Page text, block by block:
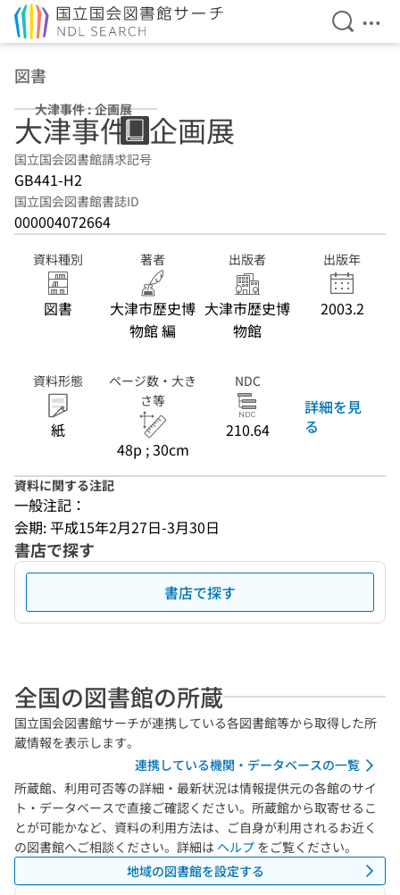
検索を
メ
図書
大津事件 : 企画展
大津事件 : 企画展
国立国会図書館請求記号
GB441-H2
国立国会図書館書誌ID
000004072664
資料種別
図書
著者
大津市歴史博
物館 編
出版者
大津市歴史博
物館
出版年
2003.2
資料形態
紙
ページ数・大き
さ等
48p ; 30cm
NDC
210.64
詳細を見
る
資料に関する注記
一般注記：
会期: 平成15年2月27日-3月30日
書店で探す
書店で探す
全国の図書館の所蔵
国立国会図書館サーチが連携している各図書館等から取得した所
蔵情報を表示します。
連携している機関・データベースの一覧
所蔵館、利用可否等の詳細・最新状況は情報提供元の各館のサイ
ト・データベースで直接ご確認ください。所蔵館から取寄せるこ
とが可能かなど、資料の利用方法は、ご自身が利用されるお近く
の図書館へご相談ください。詳細は ヘルプ をご覧ください。
地域の図書館を設定する